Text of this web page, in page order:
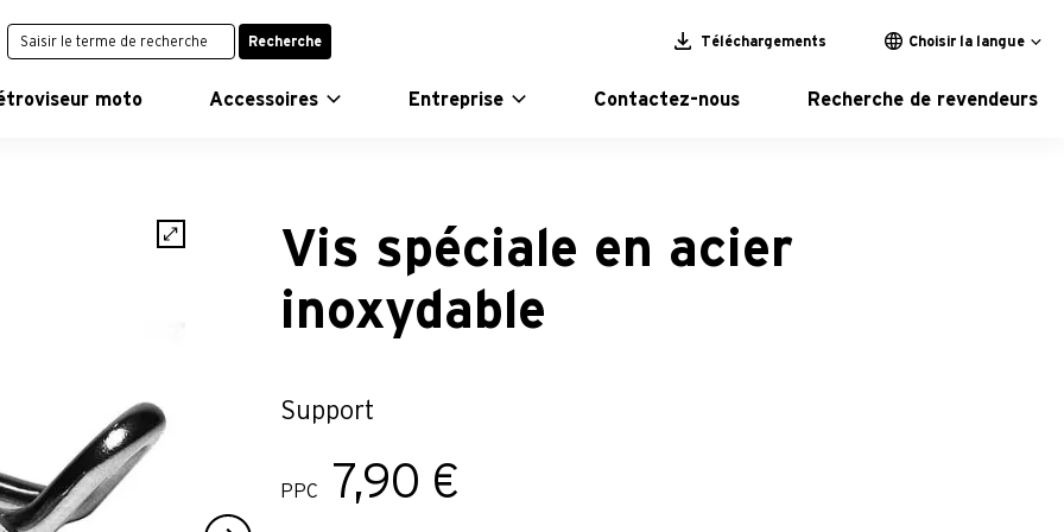
Recherche Téléchargements Choisir la langue
moto Accessoires Entreprise Contactez-nous Recherche de revendeurs
Vis spéciale en acier
inoxydable
Support
PPC 7,90 €